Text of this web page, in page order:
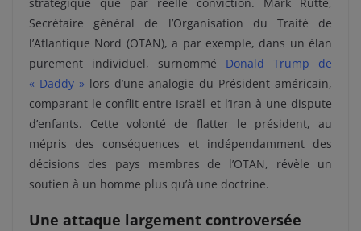
Secrétaire général de l’Organisation du Traité de
l’Atlantique Nord (OTAN), a par exemple, dans un élan
purement individuel, surnommé Donald Trump de
« Daddy » lors d’une analogie du Président américain,
comparant le conflit entre Israël et l’Iran à une dispute
d’enfants. Cette volonté de flatter le président, au
mépris des conséquences et indépendamment des
décisions des pays membres de l’OTAN, révèle un
soutien à un homme plus qu’à une doctrine.
Une attaque largement controversée